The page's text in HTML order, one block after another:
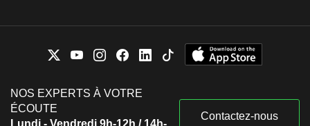
NOS EXPERTS À VOTRE
ÉCOUTE
Lundi - Vendredi 9h-12h / 14h-
Contactez-nous